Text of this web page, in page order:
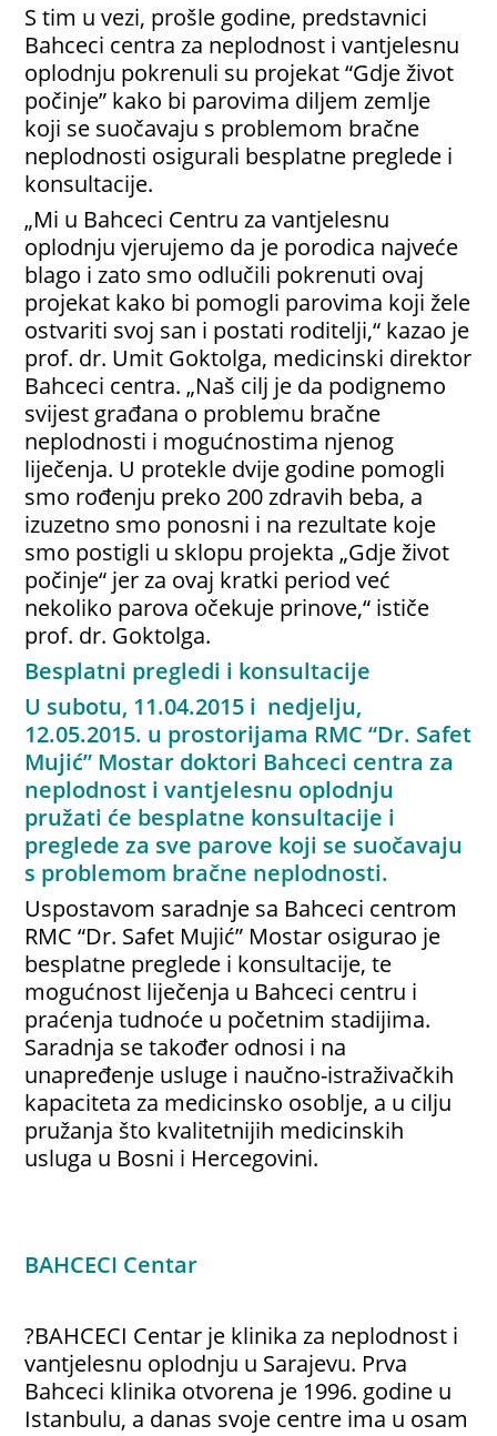
S tim u vezi, prošle godine, predstavnici
Bahceci centra za neplodnost i vantjelesnu
oplodnju pokrenuli su projekat “Gdje život
počinje” kako bi parovima diljem zemlje
koji se suočavaju s problemom bračne
neplodnosti osigurali besplatne preglede i
konsultacije.
„Mi u Bahceci Centru za vantjelesnu
oplodnju vjerujemo da je porodica najveće
blago i zato smo odlučili pokrenuti ovaj
projekat kako bi pomogli parovima koji žele
ostvariti svoj san i postati roditelji,“ kazao je
prof. dr. Umit Goktolga, medicinski direktor
Bahceci centra. „Naš cilj je da podignemo
svijest građana o problemu bračne
neplodnosti i mogućnostima njenog
liječenja. U protekle dvije godine pomogli
smo rođenju preko 200 zdravih beba, a
izuzetno smo ponosni i na rezultate koje
smo postigli u sklopu projekta „Gdje život
počinje“ jer za ovaj kratki period već
nekoliko parova očekuje prinove,“ ističe
prof. dr. Goktolga.
Besplatni pregledi i konsultacije
U subotu, 11.04.2015 i nedjelju,
12.05.2015. u prostorijama RMC “Dr. Safet
Mujić” Mostar doktori Bahceci centra za
neplodnost i vantjelesnu oplodnju
pružati će besplatne konsultacije i
preglede za sve parove koji se suočavaju
s problemom bračne neplodnosti.
Uspostavom saradnje sa Bahceci centrom
RMC “Dr. Safet Mujić” Mostar osigurao je
besplatne preglede i konsultacije, te
mogućnost liječenja u Bahceci centru i
praćenja tudnoće u početnim stadijima.
Saradnja se također odnosi i na
unapređenje usluge i naučno-istraživačkih
kapaciteta za medicinsko osoblje, a u cilju
pružanja što kvalitetnijih medicinskih
usluga u Bosni i Hercegovini.
BAHCECI Centar
?BAHCECI Centar je klinika za neplodnost i
vantjelesnu oplodnju u Sarajevu. Prva
Bahceci klinika otvorena je 1996. godine u
Istanbulu, a danas svoje centre ima u osam